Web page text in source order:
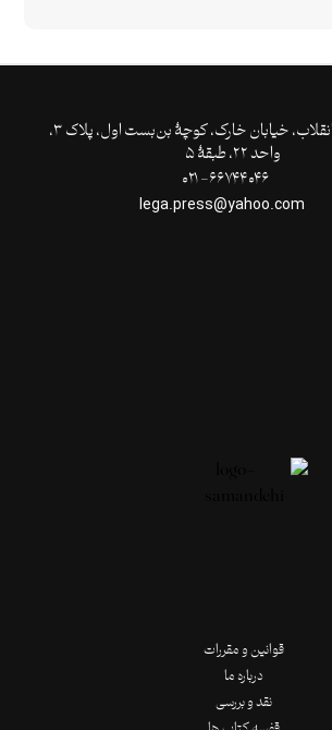
تهـران،‌ خیابان انقلاب، خیابان خارک، کوچۀ بن‌بست اول، پلاک ۳،
واحد ۲۲، طبقۀ ۵
قوانین و مقررات
درباره ما
نقد و بررسی